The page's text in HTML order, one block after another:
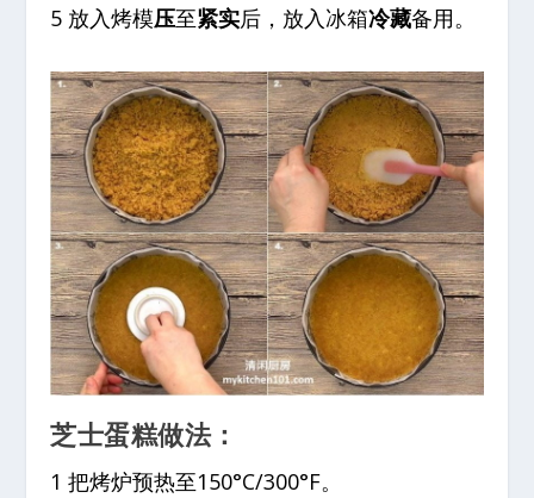
5 放入烤模压至紧实后，放入冰箱冷藏备用。
芝士蛋糕做法：
1 把烤炉预热至150°C/300°F。